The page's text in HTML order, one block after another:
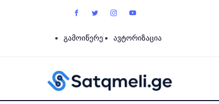
გამოიწერე ავტორიზაცია